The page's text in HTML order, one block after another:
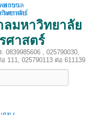
มหาวิทยาลัย
ศาสตร์
0839985606 , 025790030,
111, 025790113 ต่อ 611139